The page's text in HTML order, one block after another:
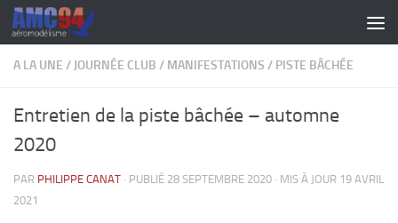
Skip to content
A LA UNE / JOURNÉE CLUB / MANIFESTATIONS / PISTE BÂCHÉE
Entretien de la piste bâchée – automne
2020
PAR PHILIPPE CANAT · PUBLIÉ 28 SEPTEMBRE 2020 · MIS À JOUR 19 AVRIL
2021